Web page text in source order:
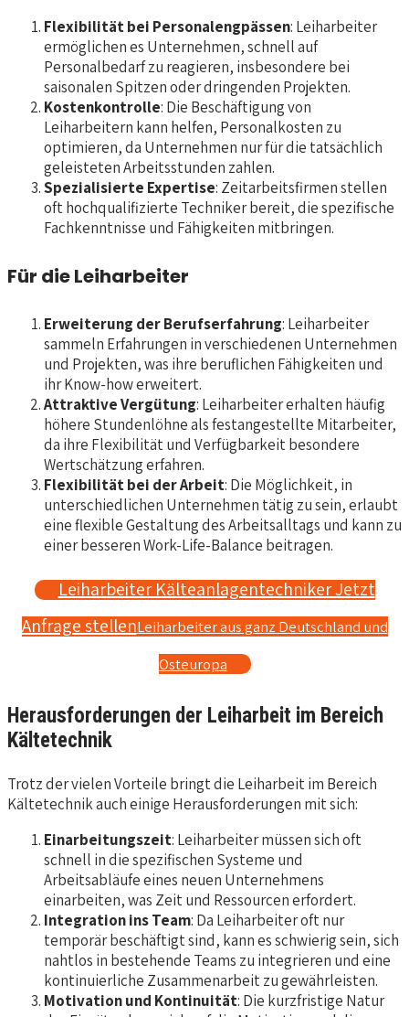
Flexibilität bei Personalengpässen: Leiharbeiter
ermöglichen es Unternehmen, schnell auf
Personalbedarf zu reagieren, insbesondere bei
saisonalen Spitzen oder dringenden Projekten.
Kostenkontrolle: Die Beschäftigung von
Leiharbeitern kann helfen, Personalkosten zu
optimieren, da Unternehmen nur für die tatsächlich
geleisteten Arbeitsstunden zahlen.
Spezialisierte Expertise: Zeitarbeitsfirmen stellen
oft hochqualifizierte Techniker bereit, die spezifische
Fachkenntnisse und Fähigkeiten mitbringen.
Für die Leiharbeiter
Erweiterung der Berufserfahrung: Leiharbeiter
sammeln Erfahrungen in verschiedenen Unternehmen
und Projekten, was ihre beruflichen Fähigkeiten und
ihr Know-how erweitert.
Attraktive Vergütung: Leiharbeiter erhalten häufig
höhere Stundenlöhne als festangestellte Mitarbeiter,
da ihre Flexibilität und Verfügbarkeit besondere
Wertschätzung erfahren.
Flexibilität bei der Arbeit: Die Möglichkeit, in
unterschiedlichen Unternehmen tätig zu sein, erlaubt
eine flexible Gestaltung des Arbeitsalltags und kann zu
einer besseren Work-Life-Balance beitragen.
Leiharbeiter Kälteanlagentechniker Jetzt
Anfrage stellenLeiharbeiter aus ganz Deutschland und
Osteuropa
Herausforderungen der Leiharbeit im Bereich
Kältetechnik
Trotz der vielen Vorteile bringt die Leiharbeit im Bereich
Kältetechnik auch einige Herausforderungen mit sich:
Einarbeitungszeit: Leiharbeiter müssen sich oft
schnell in die spezifischen Systeme und
Arbeitsabläufe eines neuen Unternehmens
einarbeiten, was Zeit und Ressourcen erfordert.
Integration ins Team: Da Leiharbeiter oft nur
temporär beschäftigt sind, kann es schwierig sein, sich
nahtlos in bestehende Teams zu integrieren und eine
kontinuierliche Zusammenarbeit zu gewährleisten.
Motivation und Kontinuität: Die kurzfristige Natur